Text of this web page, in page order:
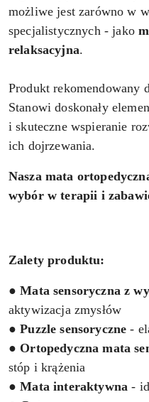
możliwe jest zarówno w
specjalistycznych - jako
relaksacyjna.
Produkt rekomendowany
Stanowi doskonały
i skuteczne wspieranie
ich dojrzewania.
Nasza mata
wybór w terapii i
Zalety produktu:
●Mata sensoryczna z
aktywizacja zmysłów
●Puzzle sensoryczne -
● Ortopedyczna mata
stóp i krążenia
●Mata interaktywna -